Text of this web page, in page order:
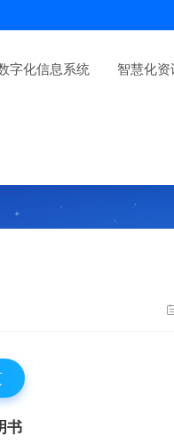
字化信息系统 智慧化资
书​